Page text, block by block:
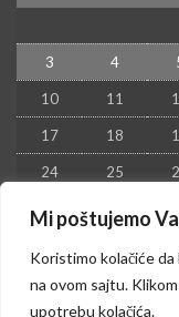
Mi poštujemo
Koristimo kolačiće
na ovom sajtu.
upotrebu kolačića.
3 4
10 11
17 18
24 25
31